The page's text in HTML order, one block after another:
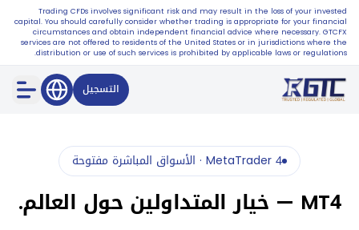
Trading CFDs involves significant risk and may result in the loss of your invested
capital. You should carefully consider whether trading is appropriate for your financial
circumstances and obtain independent financial advice where necessary. GTCFX
services are not offered to residents of the United States or in jurisdictions where the
distribution or use of such services is prohibited by applicable laws or regulations.
التسجيل
MetaTrader 4 · الأسواق المباشرة مفتوحة
MT4 — خيار المتداولين حول العالم.